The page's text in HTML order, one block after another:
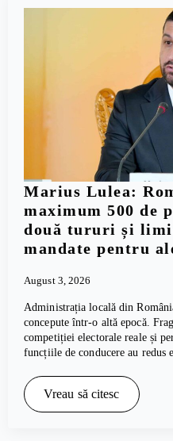
Marius Lulea:
maximum 500 de
două tururi și
mandate pentru
August 3, 2026
Administrația locală din
concepute într-o altă epocă.
competiției electorale reale și
funcțiile de conducere au
Vreau să citesc